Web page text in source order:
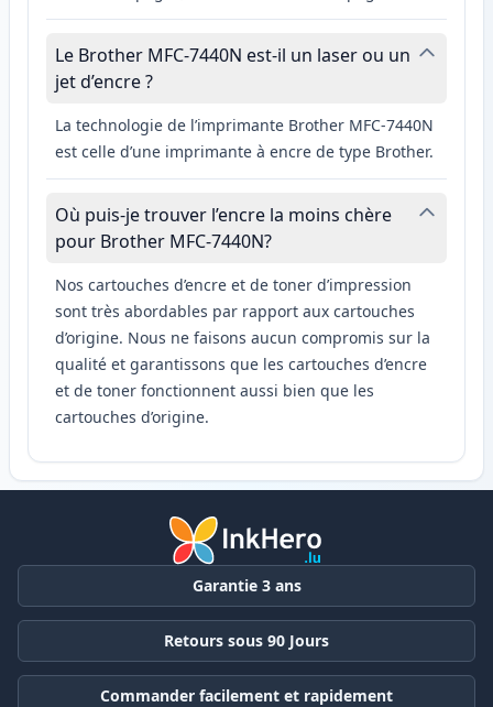
Le Brother MFC-7440N est-il un laser ou un
jet d’encre ?
La technologie de l’imprimante Brother MFC-7440N
est celle d’une imprimante à encre de type Brother.
Où puis-je trouver l’encre la moins chère
pour Brother MFC-7440N?
Nos cartouches d’encre et de toner d’impression
sont très abordables par rapport aux cartouches
d’origine. Nous ne faisons aucun compromis sur la
qualité et garantissons que les cartouches d’encre
et de toner fonctionnent aussi bien que les
cartouches d’origine.
Garantie 3 ans
Retours sous 90 Jours
Commander facilement et rapidement